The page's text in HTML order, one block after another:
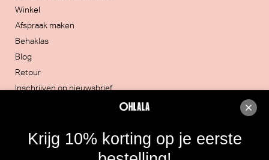
Winkel
Afspraak maken
Behaklas
Blog
Retour
Inschrijven op nieuwsbrief
051/30.32.20
Krijg 10% korting op je eerste